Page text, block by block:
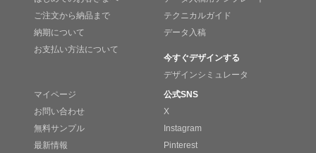
ご注文から納品まで
納期について
お支払い方法について
テクニカルガイド
データ入稿
今すぐデザインする
デザインシミュレータ
マイページ
お問い合わせ
無料サンプル
最新情報
公式SNS
X
Instagram
Pinterest